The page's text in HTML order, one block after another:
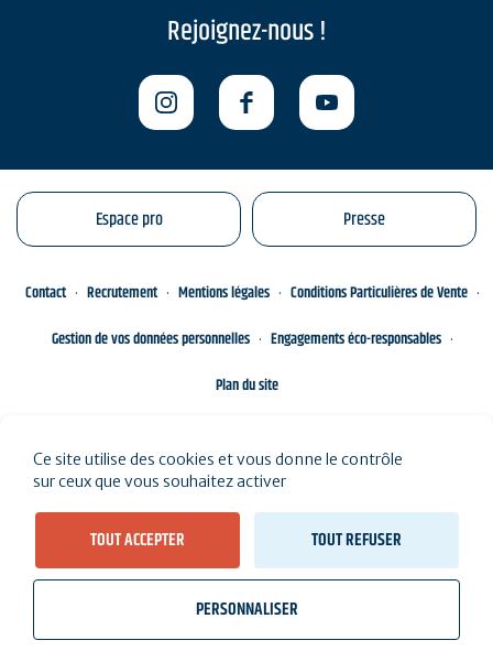
Rejoignez-nous !
Espace pro Presse
Contact Recrutement Mentions légales
Conditions Particulières de Vente
Gestion de vos données personnelles
Engagements éco-responsables
Plan du site
Ce site utilise des cookies et vous donne le contrôle
sur ceux que vous souhaitez activer
TOUT ACCEPTER TOUT REFUSER
PERSONNALISER